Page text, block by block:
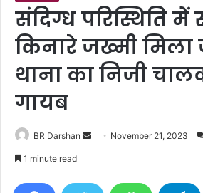
संदिग्ध परिस्थिति
किनारे जख्मी
थाना का निजी
गायब
BR Darshan
d
November 21, 2023
1 minute read